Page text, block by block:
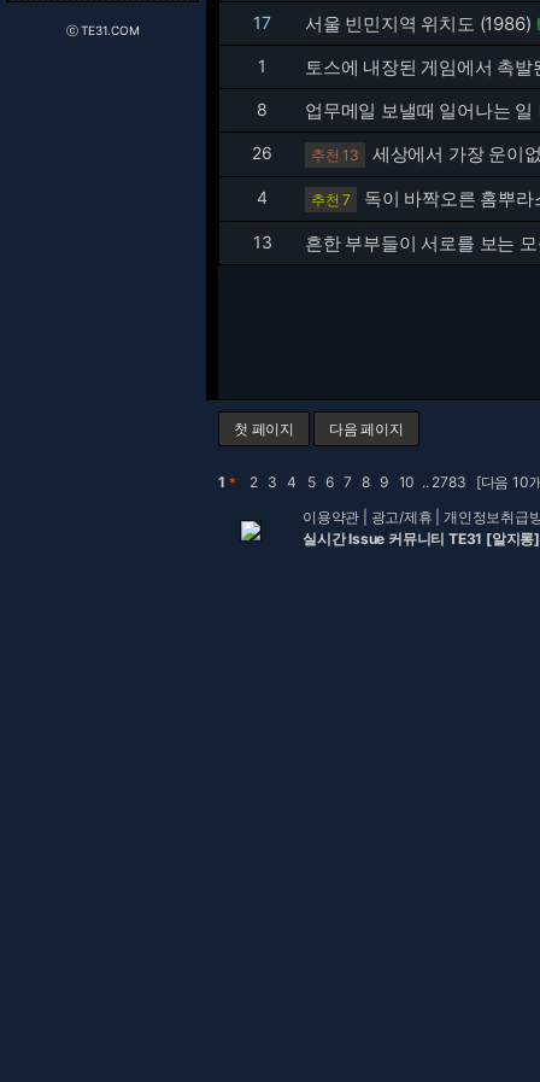
ⓒ TE31.COM 17 서울 빈민지역 위치도 (1986)
1 토스에 내장된 게임에서 촉발
8 업무메일 보낼때 일어나는 일
26 추천 13 세상에서 가장 운이
4 추천 7 독이 바짝오른 홈뿌라
13 흔한 부부들이 서로를 보는
첫 페이지 다음 페이지
1 ＊ 2 3 4 5 6 7 8 9 10 ..2783
[다음 10
이용약관
광고/제휴 |개인정보취급
실시간 Issue 커뮤니티 TE31 [알지